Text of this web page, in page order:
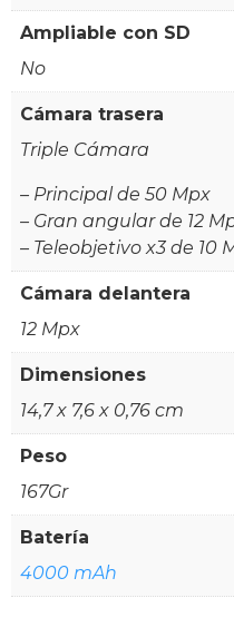
Ampliable con SD
No
Cámara trasera
Triple Cámara
– Principal de 50 Mpx
– Gran angular de 12
– Teleobjetivo x3 de 10
Cámara delantera
12 Mpx
Dimensiones
14,7 x 7,6 x 0,76 cm
Peso
167Gr
Batería
4000 mAh